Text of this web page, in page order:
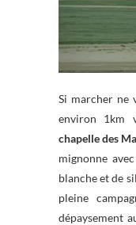
Si marcher ne
environ 1km
chapelle des
mignonne
blanche et de
pleine
dépaysement